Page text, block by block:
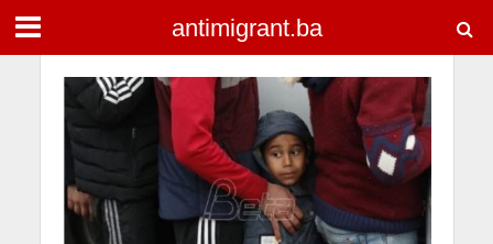
antimigrant.ba